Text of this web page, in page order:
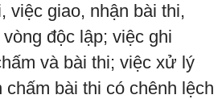
việc giao, nhận bài thi,
độc lập; việc ghi
và bài thi; việc xử lý
chấm bài thi có chênh lệch